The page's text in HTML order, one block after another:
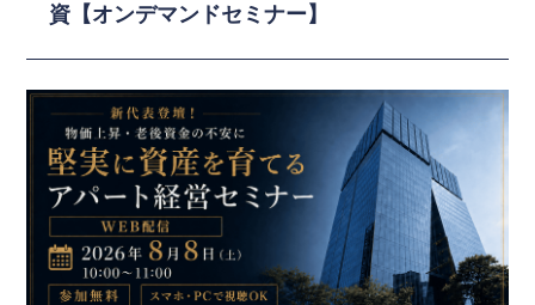
資【オンデマンドセミナー】